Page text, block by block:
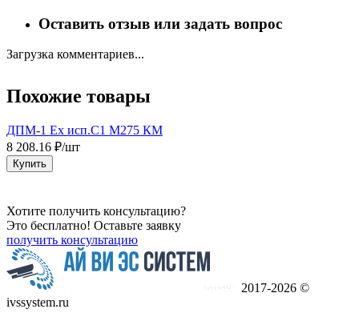
Оставить отзыв или задать вопрос
Загрузка комментариев...
Похожие товары
ДПМ-1 Ex исп.С1 М275 КМ
8 208.16 ₽/шт
Купить
Хотите получить консультацию?
Это бесплатно! Оставьте заявку
получить консультацию
2017-2026 ©
ivssystem.ru